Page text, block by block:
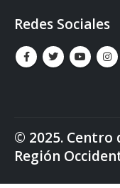
Redes Sociales
© 2025. Centro
Región